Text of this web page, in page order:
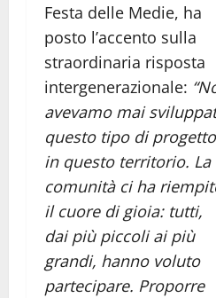
Festa delle Medie, ha
posto l’accento sulla
straordinaria risposta
intergenerazionale:
avevamo mai
questo tipo di progetto
in questo territorio. La
comunità ci ha
il cuore di gioia: tutti,
dai più piccoli ai più
grandi, hanno voluto
partecipare. Proporre